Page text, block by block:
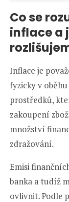
Co se
inflace a
Inflace je
fyzicky v
prostředků,
zakoupení
množství
zdražování.
Emisi
banka a tudíž
ovlivnit. Podle